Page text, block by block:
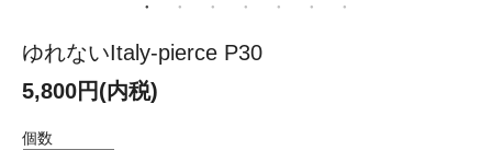
ゆれないItaly-pierce P30
5,800円(内税)
個数